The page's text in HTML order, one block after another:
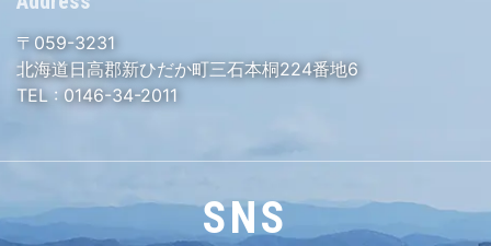
〒059-3231
北海道日高郡新ひだか町三石本桐224番地6
TEL : 0146-34-2011
SNS